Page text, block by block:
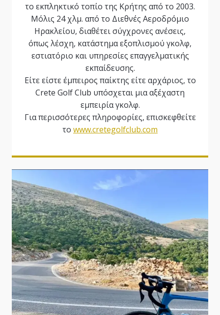
το εκπληκτικό τοπίο της Κρήτης από το 2003.
Μόλις 24 χλμ. από το Διεθνές Αεροδρόμιο
Ηρακλείου, διαθέτει σύγχρονες ανέσεις,
όπως λέσχη, κατάστημα εξοπλισμού γκολφ,
εστιατόριο και υπηρεσίες επαγγελματικής
εκπαίδευσης.
Είτε είστε έμπειρος παίκτης είτε αρχάριος, το
Crete Golf Club υπόσχεται μια αξέχαστη
εμπειρία γκολφ.
Για περισσότερες πληροφορίες, επισκεφθείτε
το www.cretegolfclub.com